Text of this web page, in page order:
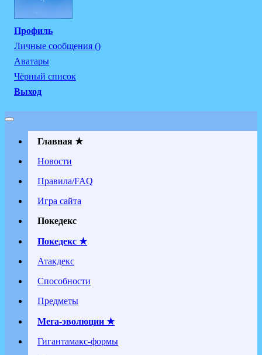
Профиль
Личные сообщения ()
Аватары
Чёрный список
Выход
Главная ★
Новости
Правила/FAQ
Игра сайта
Покедекс
Покедекс ★
Атакдекс
Способности
Предметы
Мега-эволюции ★
Гигантамакс-формы